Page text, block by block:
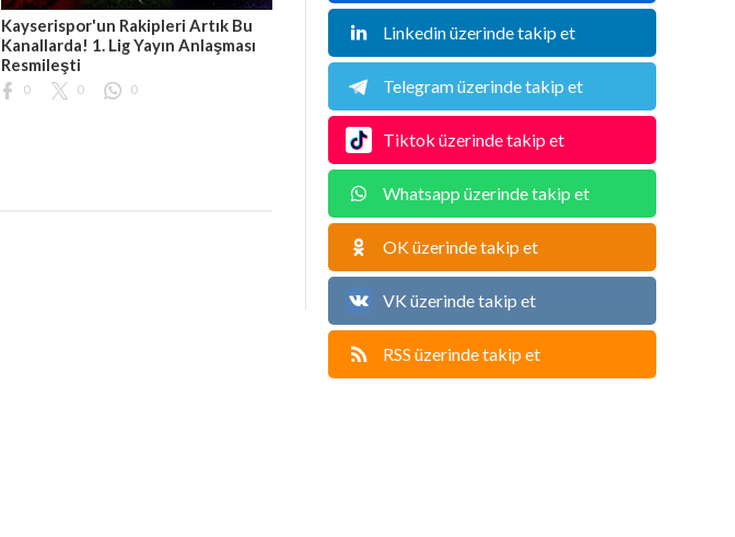
Kayserispor'un Rakipleri Artık Bu
Kanallarda! 1. Lig Yayın Anlaşması
Resmileşti
0 0 0
Linkedin üzerinde takip et
Telegram üzerinde takip et
Tiktok üzerinde takip et
Whatsapp üzerinde takip et
OK üzerinde takip et
VK üzerinde takip et
RSS üzerinde takip et